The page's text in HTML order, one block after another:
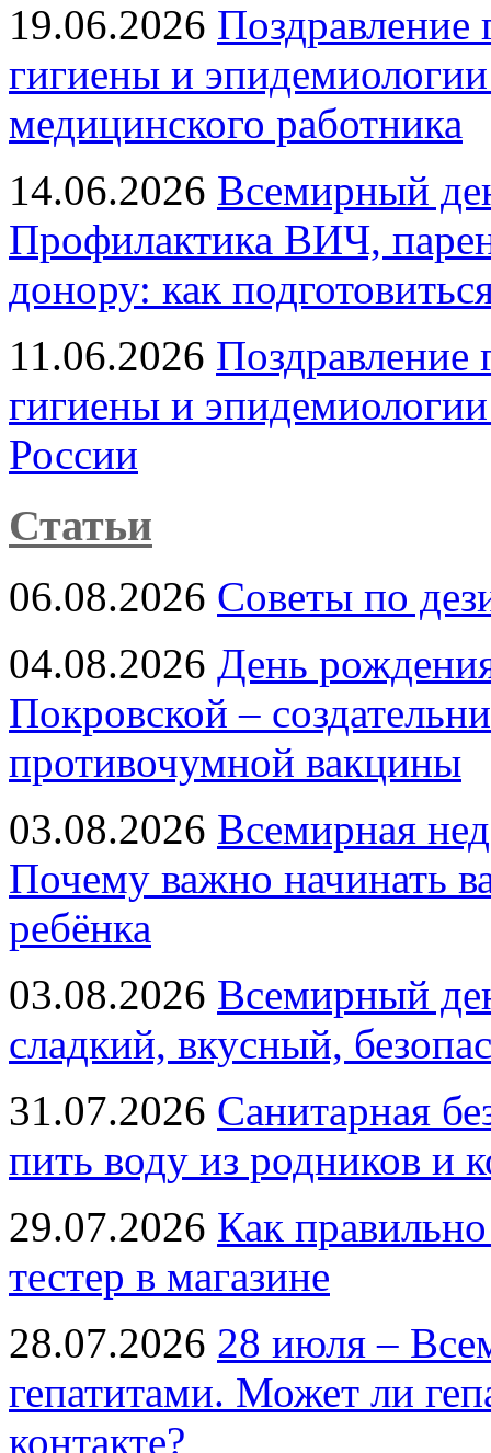
19.06.2026 Поздравление
гигиены и
медицинского работника
14.06.2026 Всемирный
Профилактика ВИЧ,
донору: как
11.06.2026 Поздравление
гигиены и
России
Статьи
06.08.2026 Советы по
04.08.2026 День
Покровской –
противочумной вакцины
03.08.2026 Всемирная
Почему важно начинать
ребёнка
03.08.2026 Всемирный
сладкий, вкусный,
31.07.2026 Санитарная
пить воду из родников и
29.07.2026 Как
тестер в магазине
28.07.2026 28 июля –
гепатитами. Может ли
контакте?